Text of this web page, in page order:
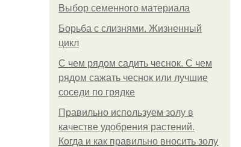
Выбор семенного материала
Борьба с слизнями. Жизненный
цикл
С чем рядом садить чеснок. С чем
рядом сажать чеснок или лучшие
соседи по грядке
Правильно используем золу в
качестве удобрения растений.
Когда и как правильно вносить золу